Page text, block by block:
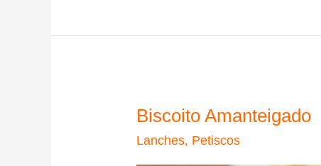
Biscoito Amanteigado
Lanches, Petiscos